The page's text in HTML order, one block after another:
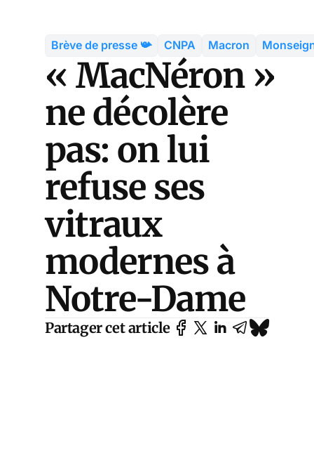
Brève de presse 📯 CNPA Macron
« MacNéron »
ne décolère
pas: on lui
refuse ses
vitraux
modernes à
Notre-Dame
Partager cet article